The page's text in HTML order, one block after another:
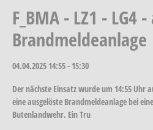
F_BMA - LZ1 - LG4
Brandmeldeanlage
04.04.2025 14:55 - 15:30
Der nächste Einsatz wurde um 14:55 Uhr
eine ausgelöste Brandmeldeanlage bei
Butenlandwehr. Ein Tru